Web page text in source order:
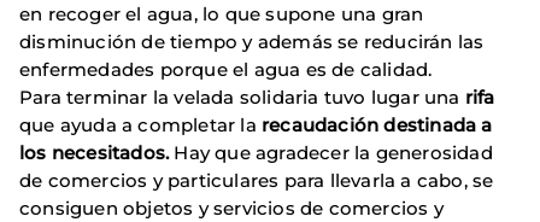
en recoger el agua, lo que supone una gran
disminución de tiempo y además se reducirán las
enfermedades porque el agua es de calidad.
Para terminar la velada solidaria tuvo lugar una rifa
que ayuda a completar la recaudación destinada a
los necesitados. Hay que agradecer la generosidad
de comercios y particulares para llevarla a cabo, se
consiguen objetos y servicios de comercios y